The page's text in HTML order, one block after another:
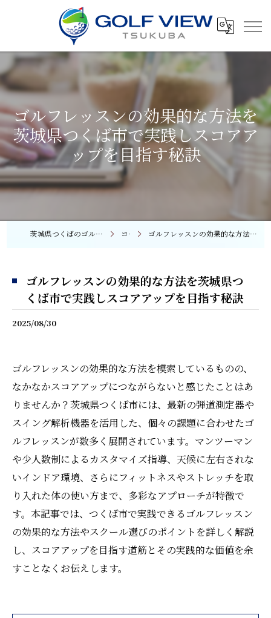
ゴルフレッスンの効果的な方法を
茨城県つくば市で実践しスコアア
ップを目指す秘訣
茨城県つくばのゴルフレッスンならGOLF VIEW つくば コラム ゴルフレッスンの効果的な方法を茨城県つくば市で実践しスコアアップを目指す秘訣
ゴルフレッスンの効果的な方法を茨城県つ
くば市で実践しスコアアップを目指す秘訣
2025/08/30
ゴルフレッスンの効果的な方法を模索しているものの、
なかなかスコアアップにつながらないと感じたことはあ
りませんか？茨城県つくば市には、最新の弾道測定器や
スイング解析機器を活用した、個々の課題に合わせたゴ
ルフレッスンが数多く展開されています。マンツーマン
や少人数制によるカスタマイズ指導、天候に左右されな
いインドア環境、さらにフィットネスやストレッチを取
り入れた体の使い方まで、多彩なアプローチが特徴で
す。本記事では、つくば市で実践できるゴルフレッスン
の効果的な方法やスクール選びのポイントを詳しく解説
し、スコアアップを目指す道筋とその実践的な価値を余
すことなくお伝えします。